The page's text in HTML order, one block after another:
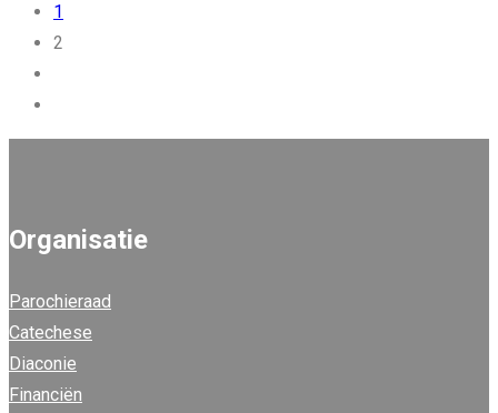
1
2
Organisatie
Parochieraad
Catechese
Diaconie
Financiën